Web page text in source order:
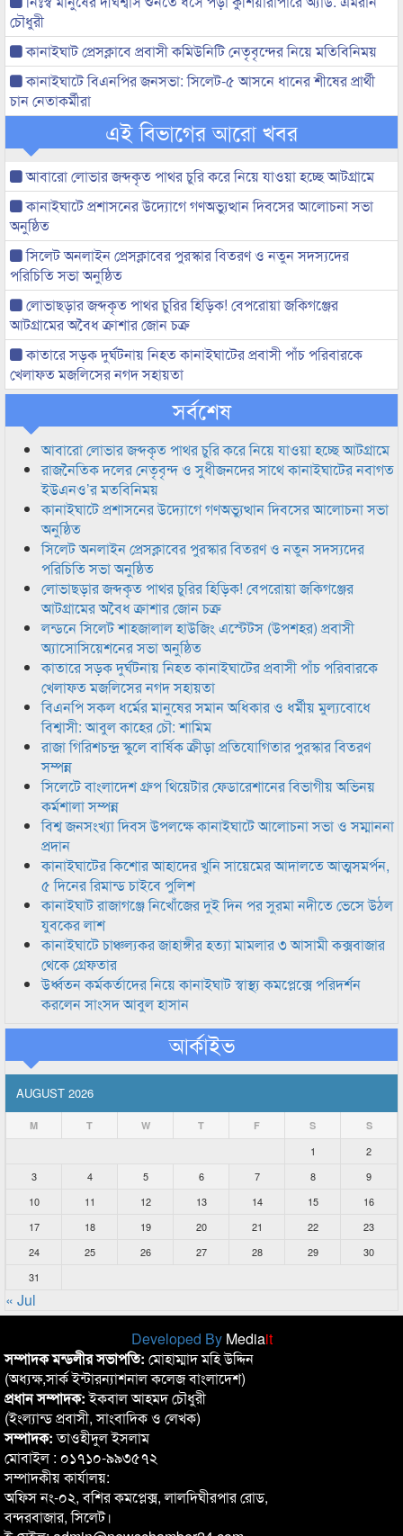
চৌধুরী
কানাইঘাট প্রেসক্লাবে প্রবাসী কমিউনিটি নেতৃবৃন্দের নিয়ে মতিবিনিময়
কানাইঘাটে বিএনপির জনসভা: সিলেট-৫ আসনে ধানের শীষের প্রার্থী
চান নেতাকর্মীরা
এই বিভাগের আরো খবর
আবারো লোভার জব্দকৃত পাথর চুরি করে নিয়ে যাওয়া হচ্ছে আটগ্রামে
কানাইঘাটে প্রশাসনের উদ্যোগে গণঅভ্যুত্থান দিবসের আলোচনা সভা
অনুষ্ঠিত
সিলেট অনলাইন প্রেসক্লাবের পুরস্কার বিতরণ ও নতুন সদস্যদের
পরিচিতি সভা অনুষ্ঠিত
লোভাছড়ার জব্দকৃত পাথর চুরির হিড়িক! বেপরোয়া জকিগঞ্জের
আটগ্রামের অবৈধ ক্রাশার জোন চক্র
কাতারে সড়ক দুর্ঘটনায় নিহত কানাইঘাটের প্রবাসী পাঁচ পরিবারকে
খেলাফত মজলিসের নগদ সহায়তা
সর্বশেষ
আবারো লোভার জব্দকৃত পাথর চুরি করে নিয়ে যাওয়া হচ্ছে আটগ্রামে
রাজনৈতিক দলের নেতৃবৃন্দ ও সুধীজনদের সাথে কানাইঘাটের নবাগত
ইউএনও’র মতবিনিময়
কানাইঘাটে প্রশাসনের উদ্যোগে গণঅভ্যুত্থান দিবসের আলোচনা সভা
অনুষ্ঠিত
সিলেট অনলাইন প্রেসক্লাবের পুরস্কার বিতরণ ও নতুন সদস্যদের
পরিচিতি সভা অনুষ্ঠিত
লোভাছড়ার জব্দকৃত পাথর চুরির হিড়িক! বেপরোয়া জকিগঞ্জের
আটগ্রামের অবৈধ ক্রাশার জোন চক্র
লন্ডনে সিলেট শাহজালাল হাউজিং এস্টেটস (উপশহর) প্রবাসী
অ্যাসোসিয়েশনের সভা অনুষ্ঠিত
কাতারে সড়ক দুর্ঘটনায় নিহত কানাইঘাটের প্রবাসী পাঁচ পরিবারকে
খেলাফত মজলিসের নগদ সহায়তা
বিএনপি সকল ধর্মের মানুষের সমান অধিকার ও ধর্মীয় মুল্যবোধে
বিশ্বাসী: আবুল কাহের চৌ: শামিম
রাজা গিরিশচন্দ্র স্কুলে বার্ষিক ক্রীড়া প্রতিযোগিতার পুরস্কার বিতরণ
সম্পন্ন
সিলেটে বাংলাদেশ গ্রুপ থিয়েটার ফেডারেশানের বিভাগীয় অভিনয়
কর্মশালা সম্পন্ন
বিশ্ব জনসংখ্যা দিবস উপলক্ষে কানাইঘাটে আলোচনা সভা ও সম্মাননা
প্রদান
কানাইঘাটের কিশোর আহাদের খুনি সায়েমের আদালতে আত্মসমর্পন,
৫ দিনের রিমান্ড চাইবে পুলিশ
কানাইঘাট রাজাগঞ্জে নিখোঁজের দুই দিন পর সুরমা নদীতে ভেসে উঠল
যুবকের লাশ
কানাইঘাটে চাঞ্চল্যকর জাহাঙ্গীর হত্যা মামলার ৩ আসামী কক্সবাজার
থেকে গ্রেফতার
উর্ধ্বতন কর্মকর্তাদের নিয়ে কানাইঘাট স্বাস্থ্য কমপ্লেক্সে পরিদর্শন
করলেন সাংসদ আবুল হাসান
আর্কাইভ
AUGUST 2026
M T W T F S S
1
2
3
4 5 6 7 8
9
10
11 12 13 14 15
16
17
18 19 20 21 22
23
24
25 26 27 28 29
30
31
« Jul
Developed By Mediait
সম্পাদক মন্ডলীর সভাপতি: মোহাম্মাদ মহি উদ্দিন
(অধ্যক্ষ,সার্ক ইন্টারন্যাশনাল কলেজ বাংলাদেশ)
প্রধান সম্পাদক:ইকবাল আহমদ চৌধুরী
(ইংল্যান্ড প্রবাসী, সাংবাদিক ও লেখক)
সম্পাদক:তাওহীদুল ইসলাম
মোবাইল : ০১৭১০-৯৯৩৫৭২
সম্পাদকীয় কার্যালয়:
অফিস নং-০২, বশির কমপ্লেক্স, লালদিঘীরপার রোড,
বন্দরবাজার, সিলেট।